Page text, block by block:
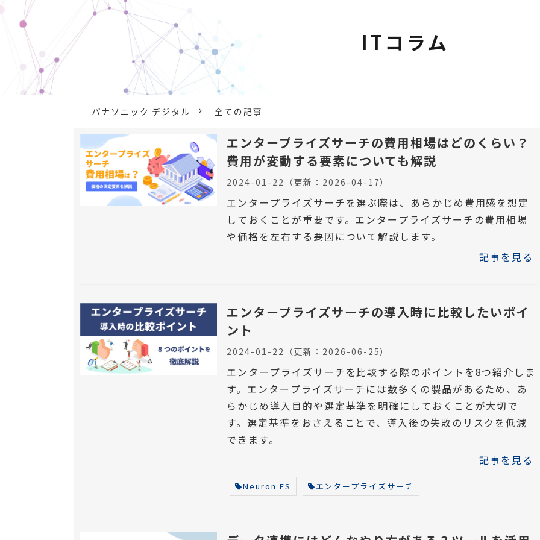
ITコラム
パナソニック デジタル 全ての記事
エンタープライズサーチの費用相場はどのくらい？
費用が変動する要素についても解説
2024-01-22 （更新： 2026-04-17）
エンタープライズサーチを選ぶ際は、あらかじめ費用感を想定
しておくことが重要です。エンタープライズサーチの費用相場
や価格を左右する要因について解説します。
記事を見る
エンタープライズサーチの導入時に比較したいポイ
ント
2024-01-22 （更新： 2026-06-25）
エンタープライズサーチを比較する際のポイントを8つ紹介しま
す。エンタープライズサーチには数多くの製品があるため、あ
らかじめ導入目的や選定基準を明確にしておくことが大切で
す。選定基準をおさえることで、導入後の失敗のリスクを低減
できます。
記事を見る
Neuron ES エンタープライズサーチ